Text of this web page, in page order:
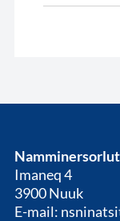
Imaneq 4
3900 Nuuk
E-mail: